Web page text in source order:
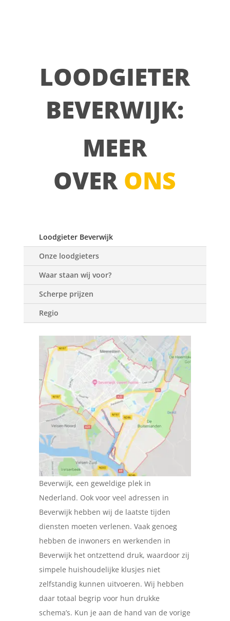
LOODGIETER
BEVERWIJK:
MEER
OVER ONS
Loodgieter Beverwijk
Onze loodgieters
Waar staan wij voor?
Scherpe prijzen
Regio
Beverwijk, een geweldige plek in
Nederland. Ook voor veel adressen in
Beverwijk hebben wij de laatste tijden
diensten moeten verlenen. Vaak genoeg
hebben de inwoners en werkenden in
Beverwijk het ontzettend druk, waardoor zij
simpele huishoudelijke klusjes niet
zelfstandig kunnen uitvoeren. Wij hebben
daar totaal begrip voor hun drukke
schema’s. Kun je aan de hand van de vorige